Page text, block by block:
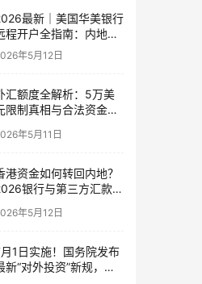
最新｜美国华美银行
程开户全指南：内地居
足不出户办理美股与跨
境账户实操解析
年5月12日
汇额度全解析：5万美
限制真相与合法资金出
年5月11日
港资金如何转回内地？
银行与第三方汇款全
年5月12日
1日实施！国务院发布
新“对外投资”新规，炒